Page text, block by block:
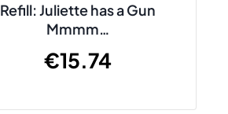
Refill: Juliette has a Gun
Mmmm…
€15.74